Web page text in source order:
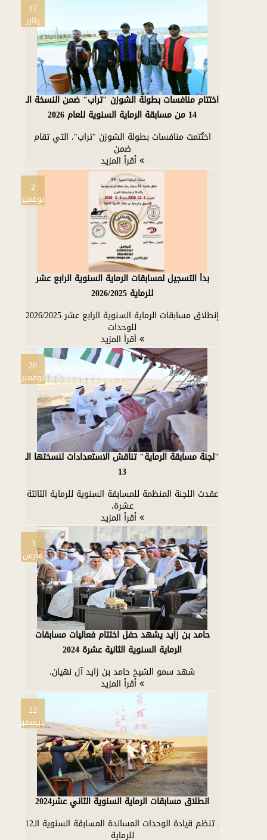
12
يناير
اختتام منافسات بطولة الشوزن "تراب" ضمن النسخة الـ
14 من مسابقة الرماية السنوية للعام 2026
اختُتمت منافسات بطولة الشوزن "تراب"، التي تقام
ضمن
أقرأ المزيد
2
نوفمبر
بدأ التسجيل لمسابقات الرماية السنوية الرابع عشر
للرماية 2026/2025
إنطلاق مسابقات الرماية السنوية الرابع عشر 2026/2025
للوحدات
أقرأ المزيد
28
نوفمبر
"لجنة مسابقة الرماية" تناقش الاستعدادات لنسختها الـ
13
عقدت اللجنة المنظمة للمسابقة السنوية للرماية الثالثة
عشرة،
أقرأ المزيد
3
مارس
حامد بن زايد يشهد حفل اختتام فعاليات مسابقات
الرماية السنوية الثانية عشرة 2024
شهد سمو الشيخ حامد بن زايد آل نهيان،
أقرأ المزيد
22
ديسمبر
انطلاق مسابقات الرماية السنوية الثاني عشر2024
. تنظم قيادة الوحدات المساندة المسابقة السنوية الـ12
للرماية